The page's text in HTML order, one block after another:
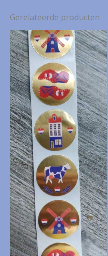
Gerelateerde producten